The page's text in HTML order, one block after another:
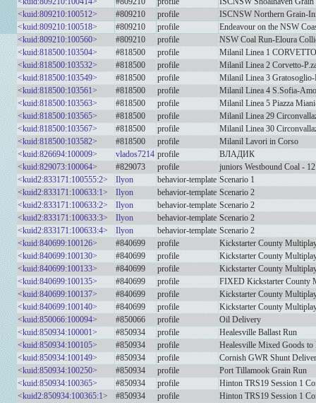
<kuid:809210:100512>
#809210 profile
ISCNSW Northern Grain-
<kuid:809210:100518>
#809210 profile
Endeavour on the NSW
<kuid:809210:100560>
#809210 profile
NSW Coal Run-Eloura
<kuid:818500:103504>
#818500 profile
Milanil Linea 1
<kuid:818500:103532>
#818500 profile
Milanil Linea 2 Corvetto-
<kuid:818500:103549>
#818500 profile
Milanil Linea 3 Gratosoglio-
<kuid:818500:103561>
#818500 profile
Milanil Linea 4 S.Sofia-
<kuid:818500:103563>
#818500 profile
Milanil Linea 5 Piazza
<kuid:818500:103565>
#818500 profile
Milanil Linea 29
<kuid:818500:103567>
#818500 profile
Milanil Linea 30
<kuid:818500:103582>
#818500 profile
Milanil Lavori in Corso
<kuid:826694:100009>
vlados7214 profile
ВЛАДИК
<kuid:829073:100064>
#829073 profile
juniors Westbound Coal -
<kuid2:833171:100555:2>
Ilyon behavior-template Scenario 1
<kuid2:833171:100633:1>
Ilyon behavior-template Scenario 2
<kuid2:833171:100633:2>
Ilyon behavior-template Scenario 2
<kuid2:833171:100633:3>
Ilyon behavior-template Scenario 2
<kuid2:833171:100633:4>
Ilyon behavior-template Scenario 2
<kuid:840699:100126>
#840699 profile
Kickstarter County
<kuid:840699:100130>
#840699 profile
Kickstarter County
<kuid:840699:100133>
#840699 profile
Kickstarter County
<kuid:840699:100135>
#840699 profile
FIXED Kickstarter County
<kuid:840699:100137>
#840699 profile
Kickstarter County
<kuid:840699:100140>
#840699 profile
Kickstarter County
<kuid:850066:100094>
#850066 profile
Oil Delivery
<kuid:850934:100001>
#850934 profile
Healesville Ballast Run
<kuid:850934:100105>
#850934 profile
Healesville Mixed Goods to
<kuid:850934:100149>
#850934 profile
Cornish GWR Shunt
<kuid:850934:100250>
#850934 profile
Port Tillamook Grain Run
<kuid:850934:100365>
#850934 profile
Hinton TRS19 Session 1
<kuid2:850934:100365:1>
#850934 profile
Hinton TRS19 Session 1